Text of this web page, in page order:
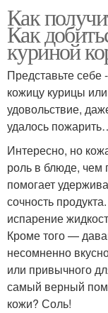
Как
Как
куриной
Представьте
кожицу курицы
удовольствие,
удалось
Интересно, но
роль в блюде, чем
помогает
сочность
испарение
Кроме того —
несомненно
или привычного
самый верный
кожи? Соль!